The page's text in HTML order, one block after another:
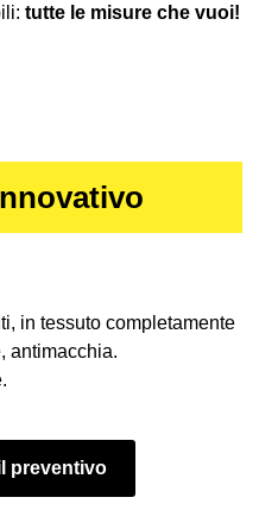
tutte le misure che vuoi!
in tessuto completamente
antimacchia.
preventivo